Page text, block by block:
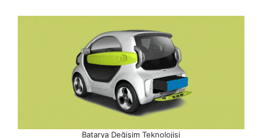
Batarya Değişim Teknolojisi